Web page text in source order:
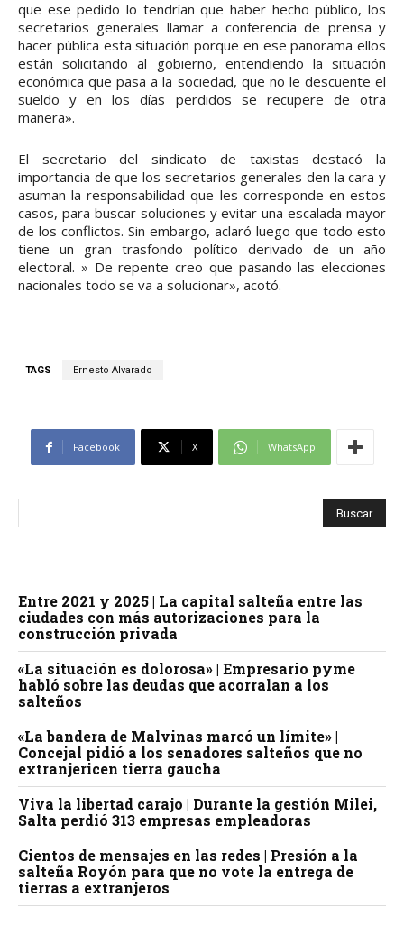
que ese pedido lo tendrían que haber hecho público, los
secretarios generales llamar a conferencia de prensa y
hacer pública esta situación porque en ese panorama ellos
están solicitando al gobierno, entendiendo la situación
económica que pasa a la sociedad, que no le descuente el
sueldo y en los días perdidos se recupere de otra
manera».
El secretario del sindicato de taxistas destacó la
importancia de que los secretarios generales den la cara y
asuman la responsabilidad que les corresponde en estos
casos, para buscar soluciones y evitar una escalada mayor
de los conflictos. Sin embargo, aclaró luego que todo esto
tiene un gran trasfondo político derivado de un año
electoral. » De repente creo que pasando las elecciones
nacionales todo se va a solucionar», acotó.
TAGS Ernesto Alvarado
Facebook X WhatsApp
Entre 2021 y 2025 | La capital salteña entre las
ciudades con más autorizaciones para la
construcción privada
«La situación es dolorosa» | Empresario pyme
habló sobre las deudas que acorralan a los
salteños
«La bandera de Malvinas marcó un límite» |
Concejal pidió a los senadores salteños que no
extranjericen tierra gaucha
Viva la libertad carajo | Durante la gestión Milei,
Salta perdió 313 empresas empleadoras
Cientos de mensajes en las redes | Presión a la
salteña Royón para que no vote la entrega de
tierras a extranjeros